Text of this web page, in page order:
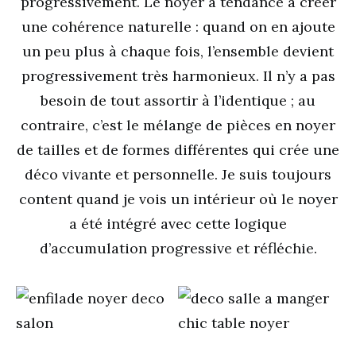
une cohérence naturelle : quand on en ajoute
un peu plus à chaque fois, l’ensemble devient
progressivement très harmonieux. Il n’y a pas
besoin de tout assortir à l’identique ; au
contraire, c’est le mélange de pièces en noyer
de tailles et de formes différentes qui crée une
déco vivante et personnelle. Je suis toujours
content quand je vois un intérieur où le noyer
a été intégré avec cette logique
d’accumulation progressive et réfléchie.